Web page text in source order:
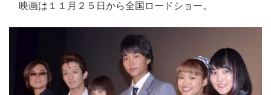
映画は１１月２５日から全国ロードショー。